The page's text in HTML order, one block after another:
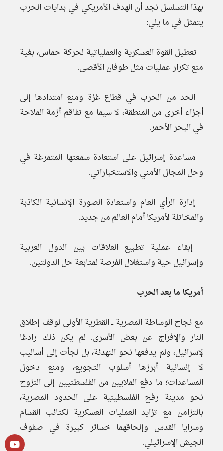
بهذا التسلسل نجد أن الهدف الأمريكي في بدايات الحرب
يتمثل في ما يلي:
– تعطيل القوة العسكرية والعملياتية لحركة حماس، بغية
منع تكرار عمليات مثل طوفان الأقصى.
– الحد من الحرب في قطاع غزة ومنع امتدادها إلى
أجزاء أخرى من المنطقة، لا سيما مع تفاقم أزمة الملاحة
في البحر الأحمر.
– مساعدة إسرائيل على استعادة سمعتها المتمرغة في
وحل المجال الأمني ​​والاستخباراتي.
– إدارة الرأي العام واستعادة الصورة الإنسانية الكاذبة
والمخاتلة لأمريكا أمام العالم من جديد.
– إبقاء عملية تطبيع العلاقات بين الدول العربية
وإسرائيل حية واستغلال الفرصة لمتابعة حل الدولتين.
أمريكا ما بعد الحرب
مع نجاح الوساطة المصرية ــ القطرية الأولى لوقف إطلاق
النار والإفراج عن بعض الأسرى. لم يكن ذلك رادعًا
لإسرائيل، ولم يدفعها نحو التهدئة، بل لجأت إلى أساليب
لا إنسانية أبرزها أسلوب التجويع، ومنع دخول
المساعدات؛ ما دفع الملايين من الفلسطنيين إلى النزوح
نحو مدينة رفح الفلسطينية على الحدود المصرية،
بالتزامن مع تزايد العمليات العسكرية لكتائب القسام
وسرايا القدس وإلحاقهما خسائر كبيرة في صفوف
الجيش الإسرائيلي.